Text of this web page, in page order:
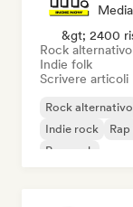
&gt; 2400
Rock alternativo
Indie folk
Scrivere articoli
Rock alternativo
Indie rock
Pop rock